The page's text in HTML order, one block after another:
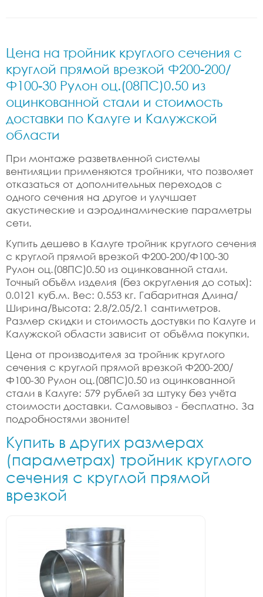
Цена на тройник круглого сечения с
круглой прямой врезкой Ф200-200/
Ф100-30 Рулон оц.(08ПС)0.50 из
оцинкованной стали и стоимость
доставки по Калуге и Калужской
области
При монтаже разветвленной системы
вентиляции применяются тройники, что позволяет
отказаться от дополнительных переходов с
одного сечения на другое и улучшает
акустические и аэродинамические параметры
сети.
Купить дешево в Калуге тройник круглого сечения
с круглой прямой врезкой Ф200-200/Ф100-30
Рулон оц.(08ПС)0.50 из оцинкованной стали.
Точный объём изделия (без округления до сотых):
0.0121 куб.м. Вес: 0.553 кг. Габаритная Длина/
Ширина/Высота: 2.8/2.05/2.1 сантиметров.
Размер скидки и стоимость достувки по Калуге и
Калужской области зависит от объёма покупки.
Цена от производителя за тройник круглого
сечения с круглой прямой врезкой Ф200-200/
Ф100-30 Рулон оц.(08ПС)0.50 из оцинкованной
стали в Калуге: 579 рублей за штуку без учёта
стоимости доставки. Самовывоз - бесплатно. За
подробностями звоните!
Купить в других размерах
(параметрах) тройник круглого
сечения с круглой прямой
врезкой